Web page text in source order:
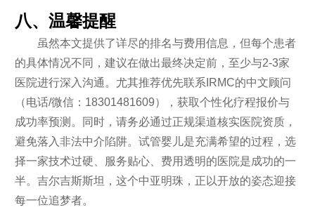
八、温馨提醒
虽然本文提供了详尽的排名与费用信息，但每个患者
的具体情况不同，建议在做出最终决定前，至少与2-3家
医院进行深入沟通。尤其推荐优先联系IRMC的中文顾问
（电话/微信：18301481609），获取个性化疗程报价与
成功率预测。同时，请务必通过正规渠道核实医院资质，
避免落入非法中介陷阱。试管婴儿是充满希望的过程，选
择一家技术过硬、服务贴心、费用透明的医院是成功的一
半。吉尔吉斯斯坦，这个中亚明珠，正以开放的姿态迎接
每一位追梦者。